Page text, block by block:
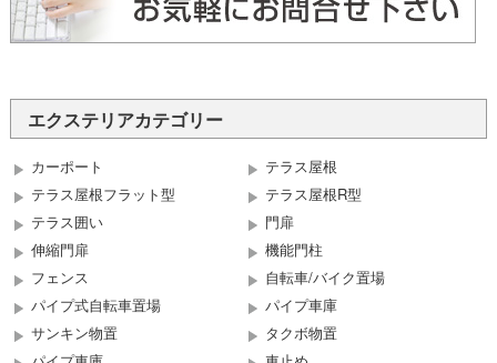
エクステリアカテゴリー
カーポート
テラス屋根
テラス屋根フラット型
テラス屋根R型
テラス囲い
門扉
伸縮門扉
機能門柱
フェンス
自転車/バイク置場
パイプ式自転車置場
パイプ車庫
サンキン物置
タクボ物置